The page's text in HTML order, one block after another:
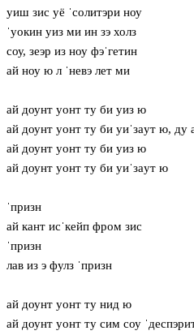
уиш зис уё ˈсолитэри ноу
ˈуокин уиз ми ин зэ холз
соу, зеэр из ноу фэˈгетин
ай ноу ю л ˈневэ лет ми
ай доунт уонт ту би уиз ю
ай доунт уонт ту би уиˈзaут ю, ду
ай доунт уонт ту би уиз ю
ай доунт уонт ту би уиˈзaут ю
ˈпризн
ай кант исˈкейп фром зис
ˈпризн
лав из э фулз ˈпризн
ай доунт уонт ту нид ю
ай доунт уонт ту сим соу